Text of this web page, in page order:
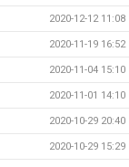
2020-12-12 11:08
2020-11-19 16:52
2020-11-04 15:10
2020-11-01 14:10
2020-10-29 20:40
2020-10-29 15:29